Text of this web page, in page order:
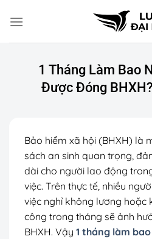
đến
1 Tháng Làm Bao
Được Đóng
Bảo hiểm xã hội (BHXH) là
sách an sinh quan trọng,
dài cho người lao động
việc. Trên thực tế, nhiều
việc nghỉ không lương hoặc
công trong tháng sẽ ảnh
BHXH. Vậy 1 tháng làm